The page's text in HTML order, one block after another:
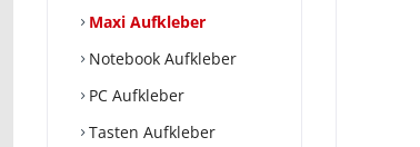
Maxi Aufkleber
Notebook Aufkleber
PC Aufkleber
Tasten Aufkleber